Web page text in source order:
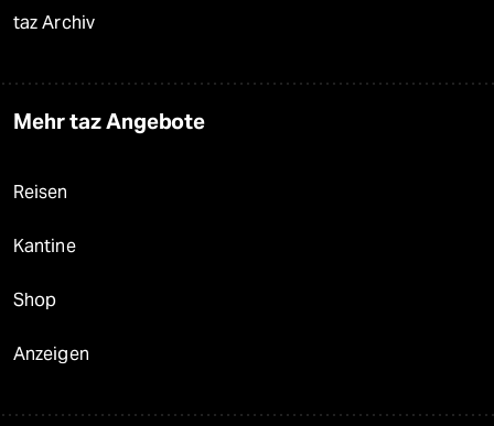
taz Archiv
Mehr taz Angebote
Reisen
Kantine
Shop
Anzeigen